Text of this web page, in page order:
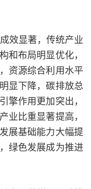
效显著，传统产业
和布局明显优化，
资源综合利用水平
显下降，碳排放总
擎作用更加突出，
业比重显著提高，
展基础能力大幅提
绿色发展成为推进